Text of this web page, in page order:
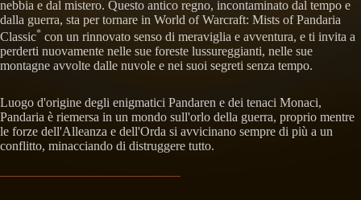
nebbia e dal mistero. Questo antico regno, incontaminato dal tempo e
dalla guerra, sta per tornare in World of Warcraft: Mists of Pandaria
Classic* con un rinnovato senso di meraviglia e avventura, e ti invita a
perderti nuovamente nelle sue foreste lussureggianti, nelle sue
montagne avvolte dalle nuvole e nei suoi segreti senza tempo.
Luogo d'origine degli enigmatici Pandaren e dei tenaci Monaci,
Pandaria è riemersa in un mondo sull'orlo della guerra, proprio mentre
le forze dell'Alleanza e dell'Orda si avvicinano sempre di più a un
conflitto, minacciando di distruggere tutto.